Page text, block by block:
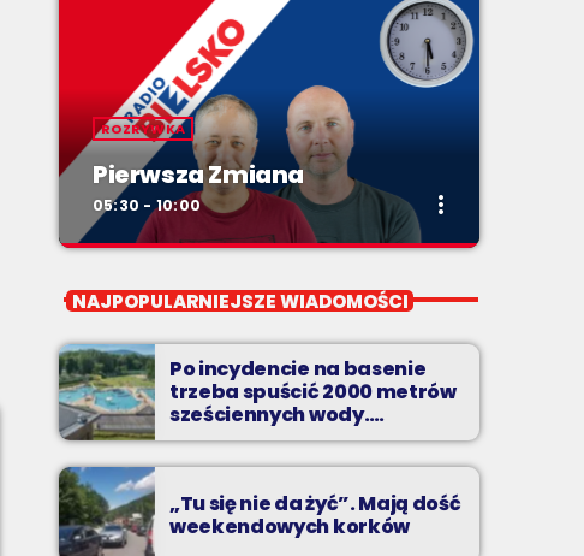
ROZRYWKA
Pierwsza Zmiana
05:30 - 10:00 more_vert
Pierwsza Zmiana
Codziennie od poniedziałku do piątku od 5:30
do 10.
NAJPOPULARNIEJSZE WIADOMOŚCI
Po incydencie na basenie
trzeba spuścić 2000 metrów
sześciennych wody.
„Ogromne koszty i ogromna
praca”
„Tu się nie da żyć”. Mają dość
weekendowych korków